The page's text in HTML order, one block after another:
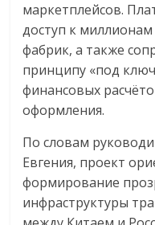
маркетплейсов.
доступ к
фабрик, а также
принципу «под
финансовых
оформления.
По словам
Евгения, проект
формирование
инфраструктуры